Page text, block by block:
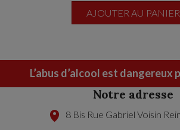
AJOUTER AU PANIER
L’abus d’alcool est dangereux
Notre adresse
8 Bis Rue Gabriel Voisin